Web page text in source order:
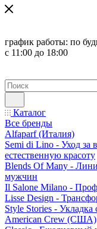
график работы: по
с 11:00 до 18:00
Каталог
Все бренды
Alfaparf (Италия)
Semi di Lino - Уход
естественную красоту
Blends Of Many -
мужчин
Il Salone Milano -
Lisse Design -
Style Stories - Укладка
American Crew (США)